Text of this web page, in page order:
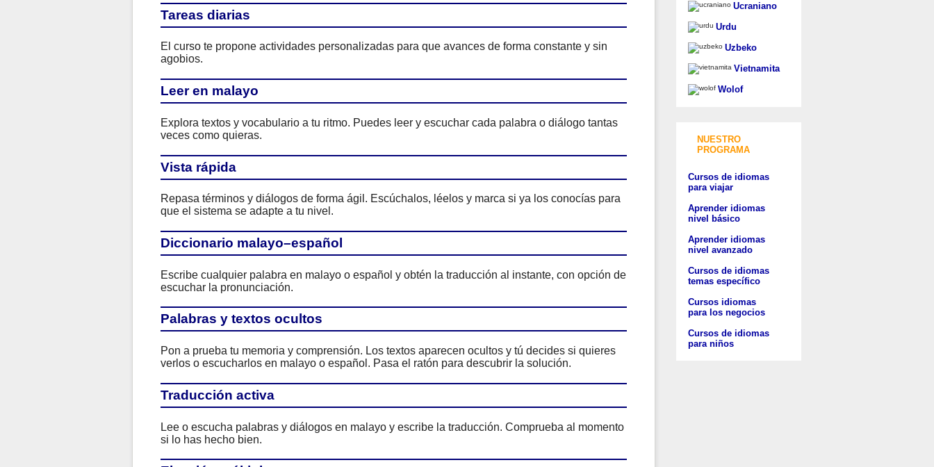
Tareas diarias
El curso te propone actividades personalizadas para que avances de forma constante y sin
agobios.
Leer en malayo
Explora textos y vocabulario a tu ritmo. Puedes leer y escuchar cada palabra o diálogo tantas
veces como quieras.
Vista rápida
Repasa términos y diálogos de forma ágil. Escúchalos, léelos y marca si ya los conocías para
que el sistema se adapte a tu nivel.
Diccionario malayo–español
Escribe cualquier palabra en malayo o español y obtén la traducción al instante, con opción de
escuchar la pronunciación.
Palabras y textos ocultos
Pon a prueba tu memoria y comprensión. Los textos aparecen ocultos y tú decides si quieres
verlos o escucharlos en malayo o español. Pasa el ratón para descubrir la solución.
Traducción activa
Lee o escucha palabras y diálogos en malayo y escribe la traducción. Comprueba al momento
si lo has hecho bien.
Ucraniano
Urdu
Uzbeko
Vietnamita
Wolof
NUESTRO
PROGRAMA
Cursos de idiomas
para viajar
Aprender idiomas
nivel básico
Aprender idiomas
nivel avanzado
Cursos de idiomas
temas específico
Cursos idiomas
para los negocios
Cursos de idiomas
para niños